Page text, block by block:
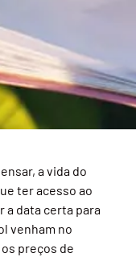
a vida do
ter acesso ao
a data certa para
venham no
preços de